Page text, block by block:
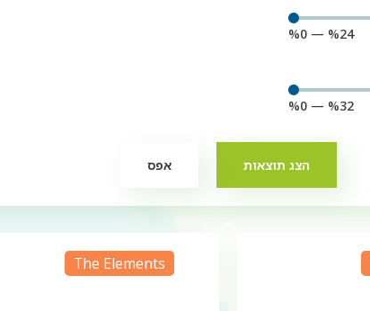
%0 — %24
%0 — %32
הצג תוצאות אפס
The Elements